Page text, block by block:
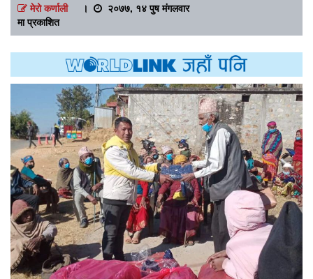
मेरो कर्णाली।
२०७७, १४ पुष मंगलवार
मा प्रकाशित